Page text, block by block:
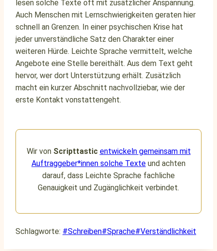
lesen solche Texte oft mit zusätzlicher Anspannung.
Auch Menschen mit Lernschwierigkeiten geraten hier
schnell an Grenzen. In einer psychischen Krise hat
jeder unverständliche Satz den Charakter einer
weiteren Hürde. Leichte Sprache vermittelt, welche
Angebote eine Stelle bereithält. Aus dem Text geht
hervor, wer dort Unterstützung erhält. Zusätzlich
macht ein kurzer Abschnitt nachvollziebar, wie der
erste Kontakt vonstattengeht.
Wir von Scripttastic entwickeln gemeinsam mit
Auftraggeber*innen solche Texte und achten
darauf, dass Leichte Sprache fachliche
Genauigkeit und Zugänglichkeit verbindet.
Schlagworte: #Schreiben#Sprache#Verständlichkeit